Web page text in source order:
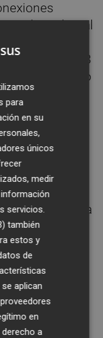
verde. Del total
se
en Betxí y 3
previsto
obras el
que estén
estimada
en Onda
la planta
de Onda,
3 de
contará
de 16.400
verde. El
para
en su
únicos
medir
servicios.
también
estos y
de
aplican
en
a